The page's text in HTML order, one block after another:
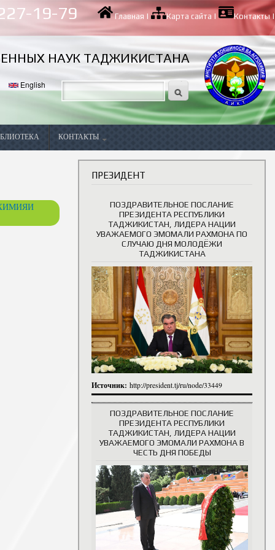
227-19-79 Главная | Карта сайта | Контакты|
НАУК ТАДЖИКИСТАНА
English
История руководителей
КОНТАКТЫ
ПРЕЗИДЕНТ
ПОЗДРАВИТЕЛЬНОЕ ПОСЛАНИЕ
ПРЕЗИДЕНТА РЕСПУБЛИКИ
ТАДЖИКИСТАН, ЛИДЕРА НАЦИИ
УВАЖАЕМОГО ЭМОМАЛИ РАХМОНА ПО
СЛУЧАЮ ДНЯ МОЛОДЁЖИ
ТАДЖИКИСТАНА
Источник: http://president.tj/ru/node/33449
ПОЗДРАВИТЕЛЬНОЕ ПОСЛАНИЕ
ПРЕЗИДЕНТА РЕСПУБЛИКИ
ТАДЖИКИСТАН, ЛИДЕРА НАЦИИ
УВАЖАЕМОГО ЭМОМАЛИ РАХМОНА В
ЧЕСТЬ ДНЯ ПОБЕДЫ